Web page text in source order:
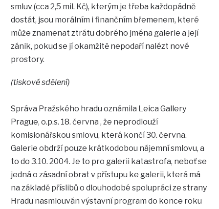
smluv (cca 2,5 mil. Kč), kterým je třeba každopádně
dostát, jsou morálním i finančním břemenem, které
může znamenat ztrátu dobrého jména galerie a její
zánik, pokud se jí okamžitě nepodaří nalézt nové
prostory.
(tiskové sdělení)
Správa Pražského hradu oznámila Leica Gallery
Prague, o.p.s. 18. června , že neprodlouží
komisionářskou smlovu, která končí 30. června.
Galerie obdrží pouze krátkodobou nájemní smlovu, a
to do 3.10. 2004. Je to pro galerii katastrofa, neboť se
jedná o zásadní obrat v přístupu ke galerii, která má
na základě příslibů o dlouhodobé spolupráci ze strany
Hradu nasmlouván výstavní program do konce roku